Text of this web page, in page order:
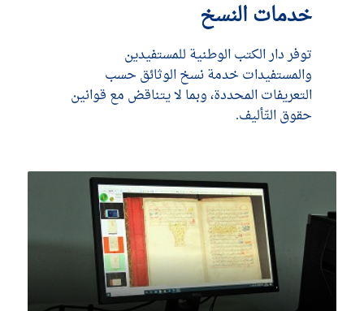
خدمات النسخ
توفر دار الكتب الوطنية للمستفيدين
والمستفيدات خدمة نسخ الوثائق حسب
التعريفات المحددة، وبما لا يتناقض مع قوانين
حقوق التّأليف.